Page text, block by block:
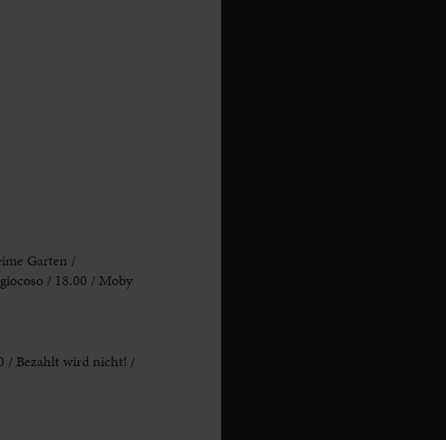
Garten /
/ 18.00 / Moby
/ Bezahlt wird nicht! /